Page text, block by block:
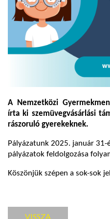
A Nemzetközi
írta ki szemüvegvásárlási
rászoruló gyerekeknek.
Pályázatunk 2025. január
pályázatok feldolgozása
Köszönjük szépen a sok-sok
VISSZA